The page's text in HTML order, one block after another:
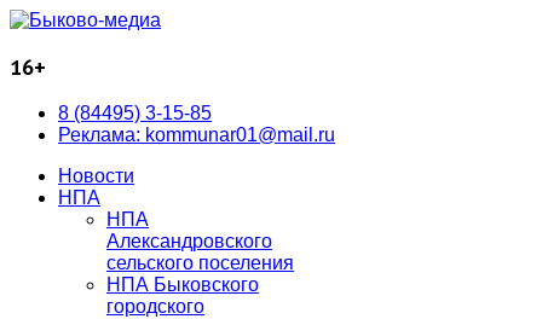
16+
8 (84495) 3-15-85
Реклама: kommunar01@mail.ru
Новости
НПА
НПА
Александровского
сельского поселения
НПА Быковского
городского